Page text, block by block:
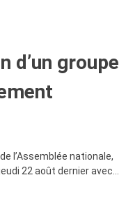
d’un groupe
l’Assemblée nationale,
22 août dernier avec…